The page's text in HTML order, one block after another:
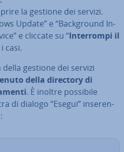
la gestione dei servizi.
Update” e “Back­ground In­
e cliccate su “In­ter­rom­pi il
casi.
gestione dei servizi
della directory di
. È inoltre possibile
di dialogo “Esegui” in­se­ren­